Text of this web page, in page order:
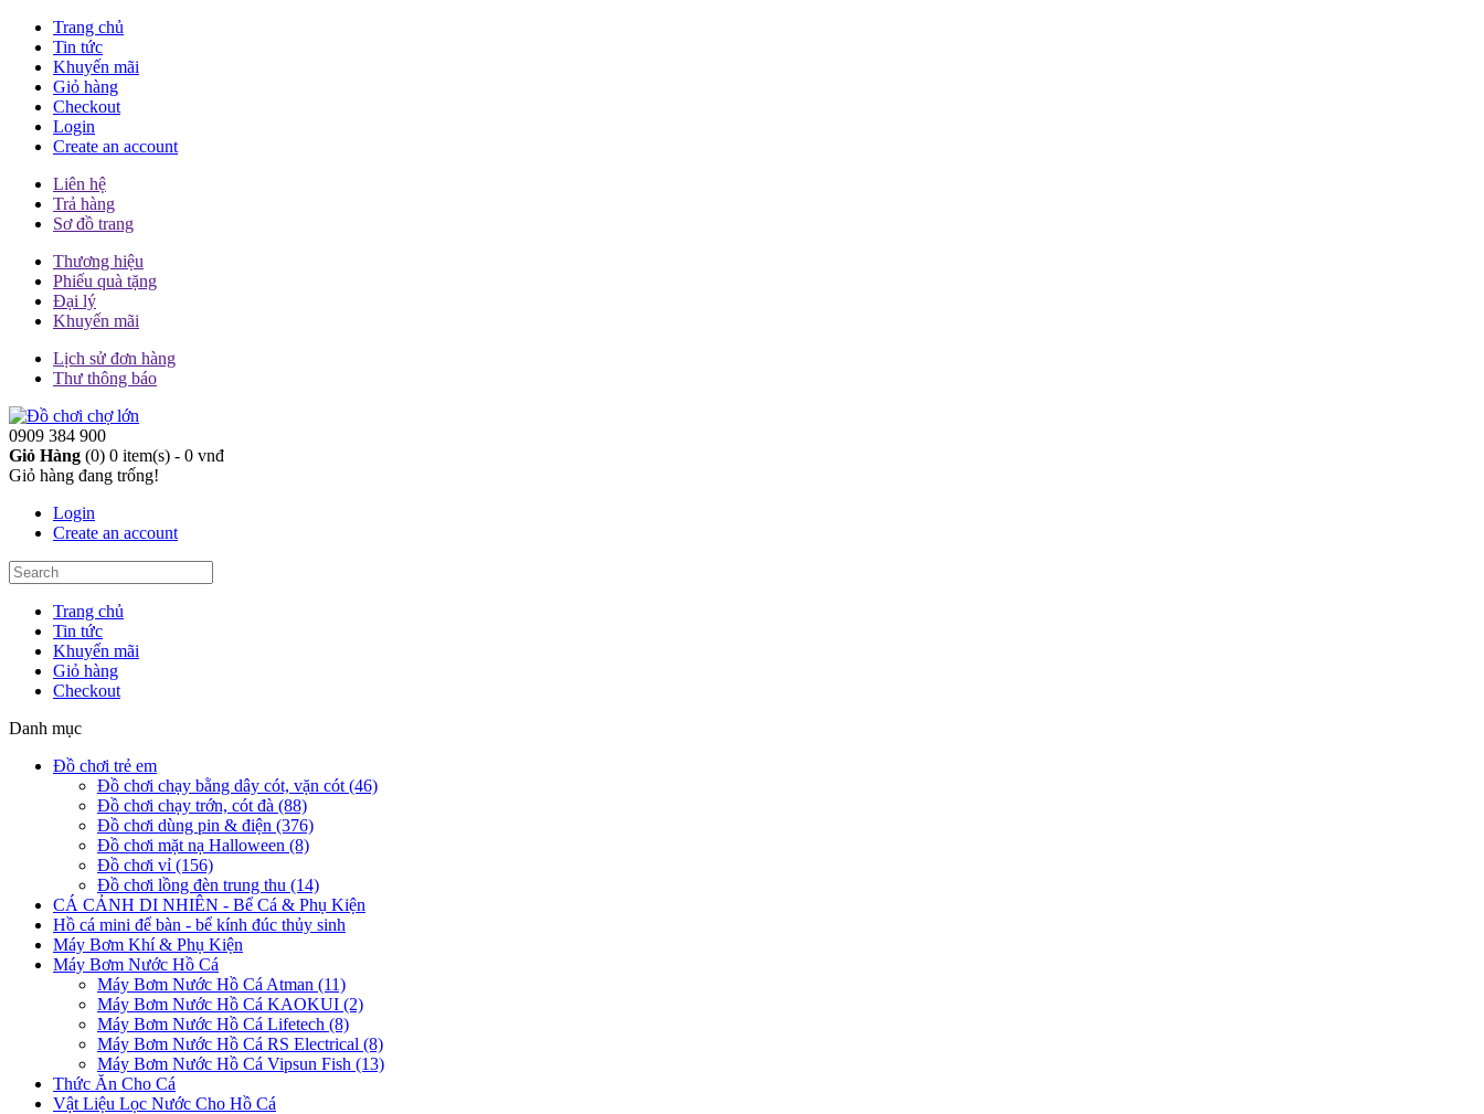
Trang chủ
Tin tức
Khuyến mãi
Giỏ hàng
Checkout
Login
Create an account
Liên hệ
Trả hàng
Sơ đồ trang
Thương hiệu
Phiếu quà tặng
Đại lý
Khuyến mãi
Lịch sử đơn hàng
Thư thông báo
0909 384 900
Giỏ Hàng (0) 0 item(s) - 0 vnđ
Giỏ hàng đang trống!
Login
Create an account
Trang chủ
Tin tức
Khuyến mãi
Giỏ hàng
Checkout
Danh mục
Đồ chơi trẻ em
Đồ chơi chạy bằng dây cót, vặn cót (46)
Đồ chơi chạy trớn, cót đà (88)
Đồ chơi dùng pin & điện (376)
Đồ chơi mặt nạ Halloween (8)
Đồ chơi vỉ (156)
Đồ chơi lồng đèn trung thu (14)
CÁ CẢNH DI NHIÊN - Bể Cá & Phụ Kiện
Hồ cá mini để bàn - bể kính đúc thủy sinh
Máy Bơm Khí & Phụ Kiện
Máy Bơm Nước Hồ Cá
Máy Bơm Nước Hồ Cá Atman (11)
Máy Bơm Nước Hồ Cá KAOKUI (2)
Máy Bơm Nước Hồ Cá Lifetech (8)
Máy Bơm Nước Hồ Cá RS Electrical (8)
Máy Bơm Nước Hồ Cá Vipsun Fish (13)
Thức Ăn Cho Cá
Vật Liệu Lọc Nước Cho Hồ Cá